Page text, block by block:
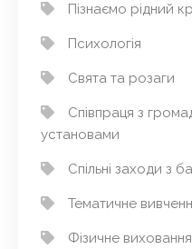
Пізнаємо рідний
Психологія
Свята та розаги
Співпраця з
установами
Спільні заходи з
Тематичне
Фізичне виховання